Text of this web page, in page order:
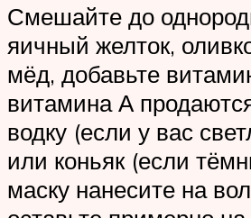
Смешайте до
яичный желток,
мёд, добавьте
витамина А
водку (если у вас
или коньяк (если
маску нанесите на